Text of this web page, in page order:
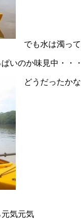
でも水は濁っ
いのか味見中・・・
どうだったか
気元気